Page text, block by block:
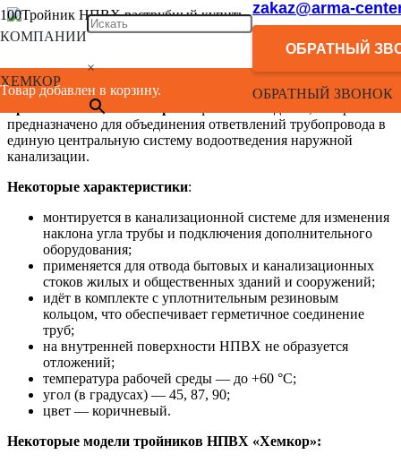
КОМПАНИИ
ХЕМКОР
×
zakaz@arma-
ОБРАТНЫЙ
ОБРАТНЫЙ ЗВОНОК
Товар добавлен в корзину.
SDR 26
Рабочее давление
МОР 1,0 МПа
Тройник НПВХ «Хемкор»
предназначено для объединения ответвлений трубопровода в
единую центральную систему водоотведения наружной
канализации.
Некоторые характеристики:
монтируется в канализационной системе для изменения
наклона угла трубы и подключения дополнительного
оборудования;
применяется для отвода бытовых и канализационных
стоков жилых и общественных зданий и сооружений;
идёт в комплекте с уплотнительным резиновым
кольцом, что обеспечивает герметичное соединение
труб;
на внутренней поверхности НПВХ не образуется
отложений;
температура рабочей среды — до +60 °C;
угол (в градусах) — 45, 87, 90;
цвет — коричневый.
Некоторые модели тройников НПВХ «Хемкор»: